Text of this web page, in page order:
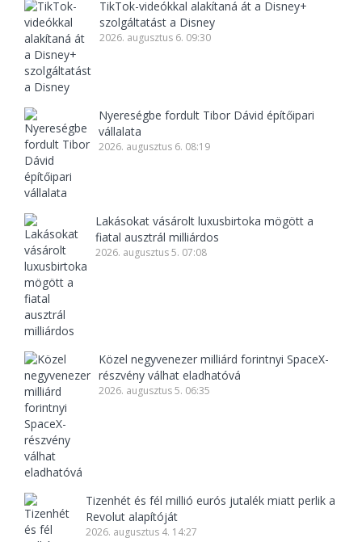
TikTok-videókkal alakítaná át a Disney+
szolgáltatást a Disney
2026. augusztus 6. 09:30
Nyereségbe fordult Tibor Dávid építőipari
vállalata
2026. augusztus 6. 08:19
Lakásokat vásárolt luxusbirtoka mögött a
fiatal ausztrál milliárdos
2026. augusztus 5. 07:08
Közel negyvenezer milliárd forintnyi SpaceX-
részvény válhat eladhatóvá
2026. augusztus 5. 06:35
Tizenhét és fél millió eurós jutalék miatt perlik a
Revolut alapítóját
2026. augusztus 4. 14:27